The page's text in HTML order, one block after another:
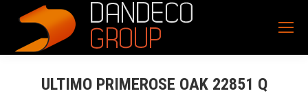
ULTIMO PRIMEROSE OAK 22851 Q